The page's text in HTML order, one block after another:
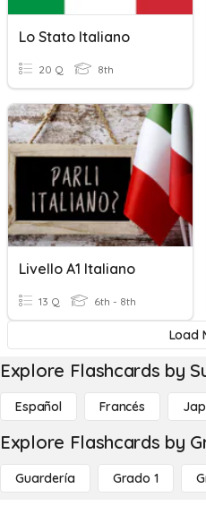
Lo Stato Italiano
20 Q 8th
Livello A1 Italiano
13 Q 6th - 8th
Load
Explore Flashcards by
Español Francés
Explore Flashcards by
Guardería Grado 1